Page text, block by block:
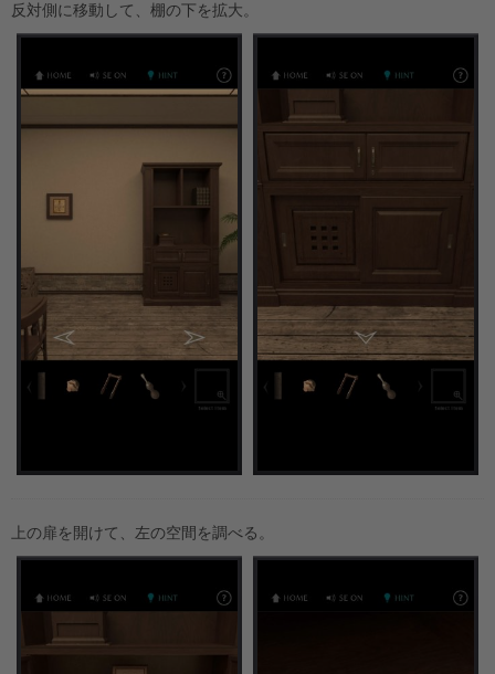
反対側に移動して、棚の下を拡大。
上の扉を開けて、左の空間を調べる。